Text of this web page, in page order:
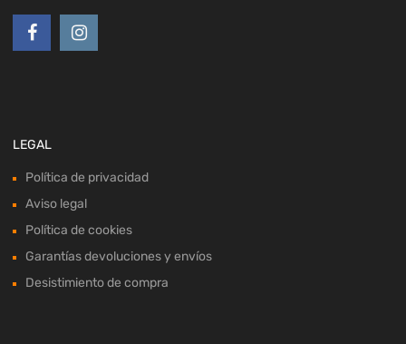
LEGAL
Política de privacidad
Aviso legal
Política de cookies
Garantías devoluciones y envíos
Desistimiento de compra